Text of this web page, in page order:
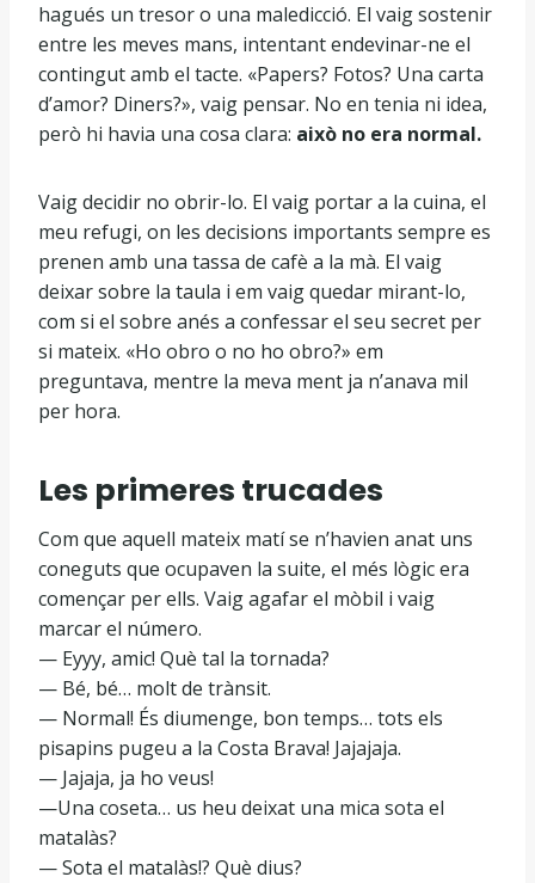
hagués un tresor o una maledicció. El vaig sostenir
entre les meves mans, intentant endevinar-ne el
contingut amb el tacte. «Papers? Fotos? Una carta
d’amor? Diners?», vaig pensar. No en tenia ni idea,
però hi havia una cosa clara: això no era normal.
Vaig decidir no obrir-lo. El vaig portar a la cuina, el
meu refugi, on les decisions importants sempre es
prenen amb una tassa de cafè a la mà. El vaig
deixar sobre la taula i em vaig quedar mirant-lo,
com si el sobre anés a confessar el seu secret per
si mateix. «Ho obro o no ho obro?» em
preguntava, mentre la meva ment ja n’anava mil
per hora.
Les primeres trucades
Com que aquell mateix matí se n’havien anat uns
coneguts que ocupaven la suite, el més lògic era
començar per ells. Vaig agafar el mòbil i vaig
marcar el número.
— Eyyy, amic! Què tal la tornada?
— Bé, bé… molt de trànsit.
— Normal! És diumenge, bon temps… tots els
pisapins pugeu a la Costa Brava! Jajajaja.
— Jajaja, ja ho veus!
—Una coseta… us heu deixat una mica sota el
matalàs?
— Sota el matalàs!? Què dius?